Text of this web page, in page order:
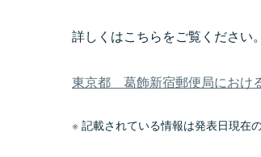
詳しくはこちらをご覧ください。
東京都 葛飾新宿郵便局におけ
記載されている情報は発表日現在